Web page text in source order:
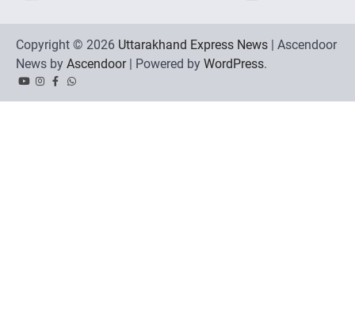
Copyright © 2026 Uttarakhand Express News | Ascendoor
News by Ascendoor| Powered by WordPress.
YouTubeInstagram
Facebook
Whatsapp